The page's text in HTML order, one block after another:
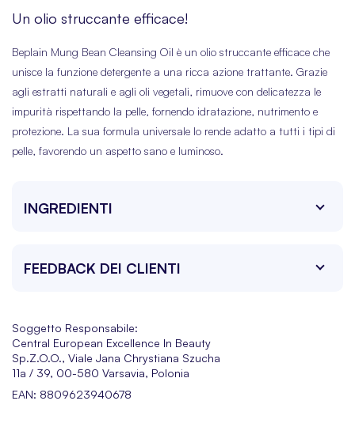
Un olio struccante efficace!
Beplain Mung Bean Cleansing Oil è un olio struccante efficace che
unisce la funzione detergente a una ricca azione trattante. Grazie
agli estratti naturali e agli oli vegetali, rimuove con delicatezza le
impurità rispettando la pelle, fornendo idratazione, nutrimento e
protezione. La sua formula universale lo rende adatto a tutti i tipi di
pelle, favorendo un aspetto sano e luminoso.
INGREDIENTI
FEEDBACK DEI CLIENTI
Soggetto Responsabile:
Central European Excellence In Beauty
Sp.Z.O.O., Viale Jana Chrystiana Szucha
11a / 39, 00-580 Varsavia, Polonia
EAN: 8809623940678